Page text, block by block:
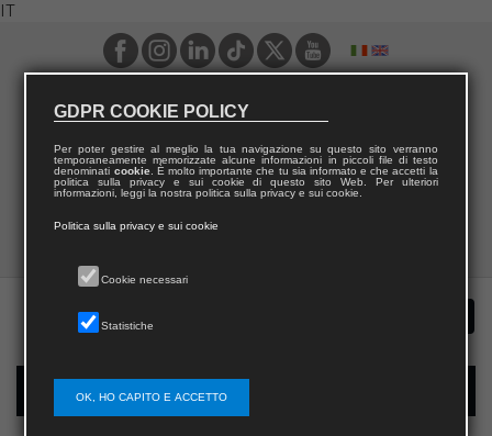
IT
Registrazione nuovo utente per acquisti sul sito
GDPR COOKIE POLICY
Per poter gestire al meglio la tua navigazione su questo sito verranno
temporaneamente memorizzate alcune informazioni in piccoli file di testo
denominati cookie. È molto importante che tu sia informato e che accetti la
politica sulla privacy e sui cookie di questo sito Web. Per ulteriori
informazioni, leggi la nostra politica sulla privacy e sui cookie.
Politica sulla privacy e sui cookie
Cookie necessari
Statistiche
OK, HO CAPITO E ACCETTO